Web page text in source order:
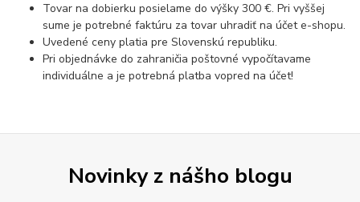
Tovar na dobierku posielame do výšky 300 €. Pri vyššej
sume je potrebné faktúru za tovar uhradiť na účet e-shopu.
Uvedené ceny platia pre Slovenskú republiku.
Pri objednávke do zahraničia poštovné vypočítavame
individuálne a je potrebná platba vopred na účet!
Novinky z nášho blogu